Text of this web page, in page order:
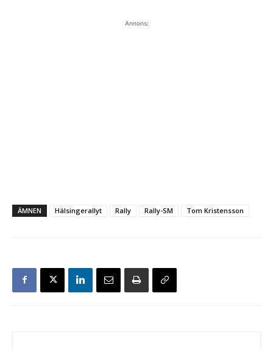
Annons:
ÄMNEN Hälsingerallyt Rally Rally-SM Tom Kristensson